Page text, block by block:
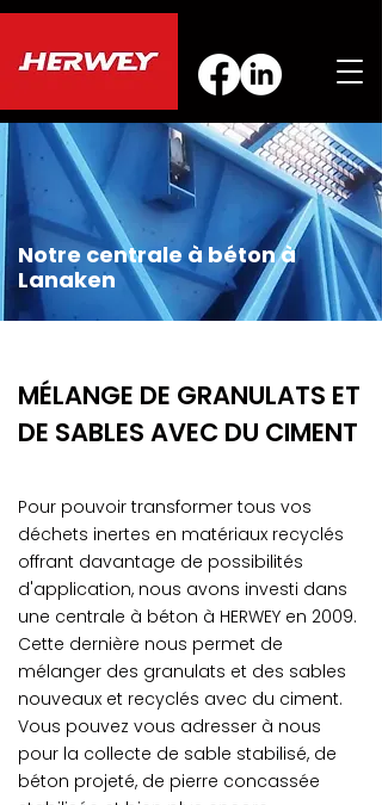
Notre centrale à béton à
Lanaken
MÉLANGE DE GRANULATS ET
DE SABLES AVEC DU CIMENT
Pour pouvoir transformer tous vos
déchets inertes en matériaux recyclés
offrant davantage de possibilités
d'application, nous avons investi dans
une centrale à béton à HERWEY en 2009.
Cette dernière nous permet de
mélanger des granulats et des sables
nouveaux et recyclés avec du ciment.
Vous pouvez vous adresser à nous
pour la collecte de sable stabilisé, de
béton projeté, de pierre concassée